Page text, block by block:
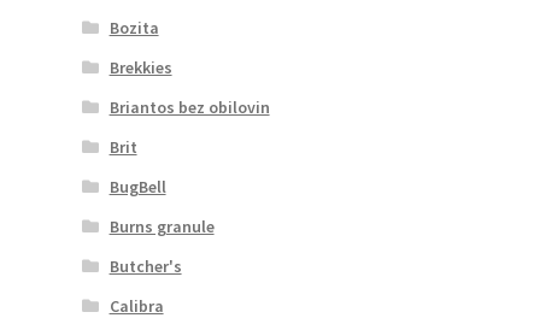
Bozita
Brekkies
Briantos bez obilovin
Brit
BugBell
Burns granule
Butcher's
Calibra